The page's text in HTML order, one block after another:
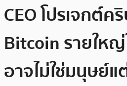
CEO โปรเจกต์
Bitcoin รายให
อาจไม่ใช่มนุษย์แ